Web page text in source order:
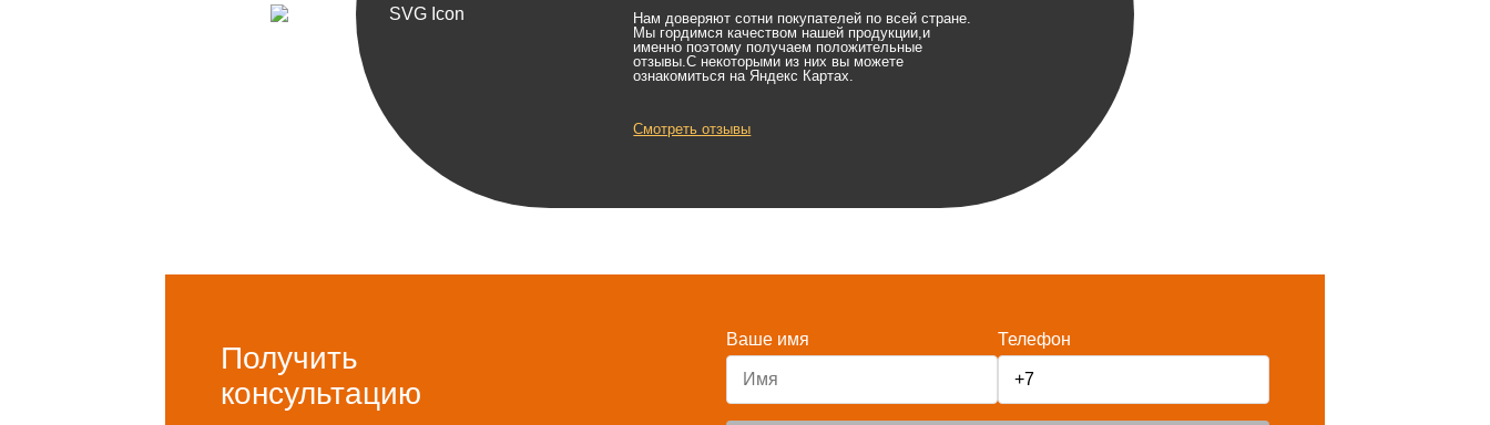
Нам доверяют сотни покупателей по всей стране.
Мы гордимся качеством нашей продукции,и
именно поэтому получаем положительные
отзывы.С некоторыми из них вы можете
ознакомиться на Яндекс Картах.
Смотреть отзывы
Получить
консультацию
Ваше имя Телефон